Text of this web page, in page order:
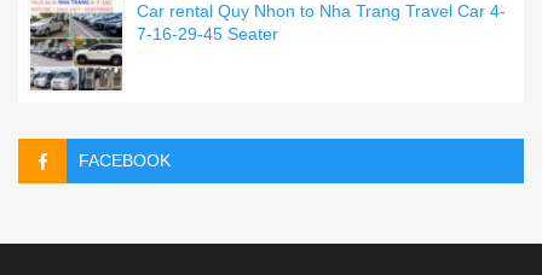
Car rental Quy Nhon to Nha Trang Travel Car 4-
7-16-29-45 Seater
FACEBOOK